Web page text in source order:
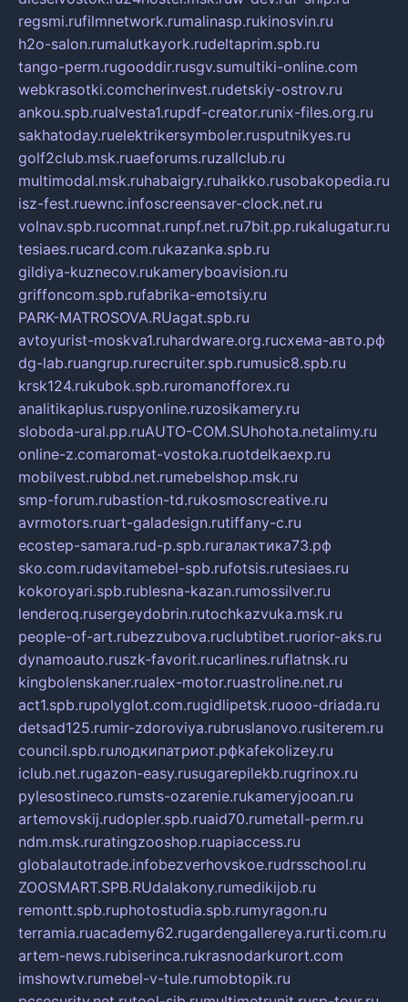
regsmi.rufilmnetwork.rumalinasp.rukinosvin.ru
h2o-salon.rumalutkayork.rudeltaprim.spb.ru
tango-perm.rugooddir.rusgv.sumultiki-online.com
webkrasotki.comcherinvest.rudetskiy-ostrov.ru
ankou.spb.rualvesta1.rupdf-creator.runix-files.org.ru
sakhatoday.ruelektrikersymboler.rusputnikyes.ru
golf2club.msk.ruaeforums.ruzallclub.ru
multimodal.msk.ruhabaigry.ruhaikko.rusobakopedia.ru
isz-fest.ruewnc.infoscreensaver-clock.net.ru
volnav.spb.rucomnat.runpf.net.ru7bit.pp.rukalugatur.ru
tesiaes.rucard.com.rukazanka.spb.ru
gildiya-kuznecov.rukameryboavision.ru
griffoncom.spb.rufabrika-emotsiy.ru
PARK-MATROSOVA.RUagat.spb.ru
avtoyurist-moskva1.ruhardware.org.ruсхема-авто.рф
dg-lab.ruangrup.rurecruiter.spb.rumusic8.spb.ru
krsk124.rukubok.spb.ruromanofforex.ru
analitikaplus.ruspyonline.ruzosikamery.ru
sloboda-ural.pp.ruAUTO-COM.SUhohota.netalimy.ru
online-z.comaromat-vostoka.ruotdelkaexp.ru
mobilvest.rubbd.net.rumebelshop.msk.ru
smp-forum.rubastion-td.rukosmoscreative.ru
avrmotors.ruart-galadesign.rutiffany-c.ru
ecostep-samara.rud-p.spb.ruгалактика73.рф
sko.com.rudavitamebel-spb.rufotsis.rutesiaes.ru
kokoroyari.spb.rublesna-kazan.rumossilver.ru
lenderoq.rusergeydobrin.rutochkazvuka.msk.ru
people-of-art.rubezzubova.ruclubtibet.ruorior-aks.ru
dynamoauto.ruszk-favorit.rucarlines.ruflatnsk.ru
kingbolenskaner.rualex-motor.ruastroline.net.ru
act1.spb.rupolyglot.com.rugidlipetsk.ruooo-driada.ru
detsad125.rumir-zdoroviya.rubruslanovo.rusiterem.ru
council.spb.ruлодкипатриот.рфkafekolizey.ru
iclub.net.rugazon-easy.rusugarepilekb.rugrinox.ru
pylesostineco.rumsts-ozarenie.rukameryjooan.ru
artemovskij.rudopler.spb.ruaid70.rumetall-perm.ru
ndm.msk.ruratingzooshop.ruapiaccess.ru
globalautotrade.infobezverhovskoe.rudrsschool.ru
ZOOSMART.SPB.RUdalakony.rumedikijob.ru
remontt.spb.ruphotostudia.spb.rumyragon.ru
terramia.ruacademy62.rugardengallereya.rurti.com.ru
artem-news.rubiserinca.rukrasnodarkurort.com
imshowtv.rumebel-v-tule.rumobtopik.ru